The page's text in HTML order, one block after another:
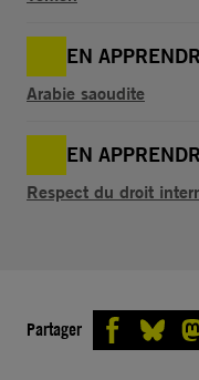
EN
Arabie saoudite
EN
Respect du droit
Partager